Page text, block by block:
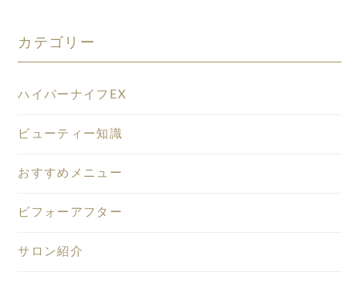
カテゴリー
ハイパーナイフEX
ビューティー知識
おすすめメニュー
ビフォーアフター
サロン紹介